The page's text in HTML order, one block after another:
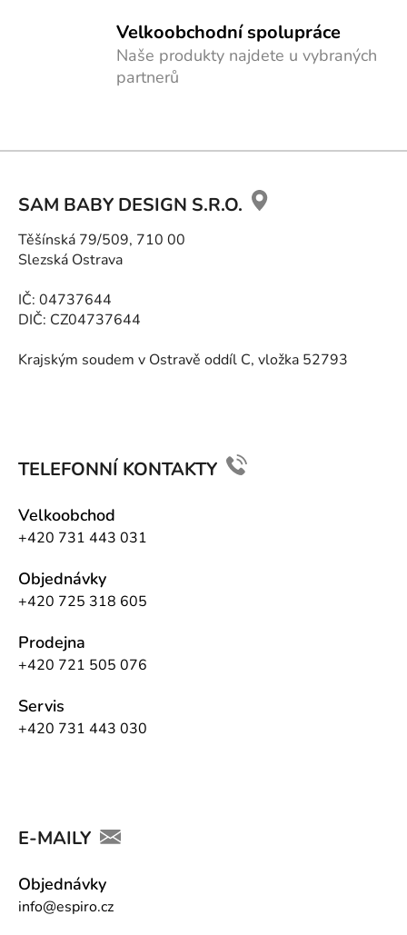
Velkoobchodní spolupráce
Naše produkty najdete u vybraných
partnerů
SAM BABY DESIGN S.R.O.
Těšínská 79/509, 710 00
Slezská Ostrava
IČ: 04737644
DIČ: CZ04737644
Krajským soudem v Ostravě oddíl C, vložka 52793
TELEFONNÍ KONTAKTY
Velkoobchod
+420 731 443 031
Objednávky
+420 725 318 605
Prodejna
+420 721 505 076
Servis
+420 731 443 030
E-MAILY
Objednávky
info@espiro.cz